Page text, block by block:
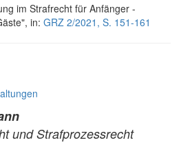
im Strafrecht für Anfänger -
in: GRZ 2/2021, S. 151-161
und Strafprozessrecht